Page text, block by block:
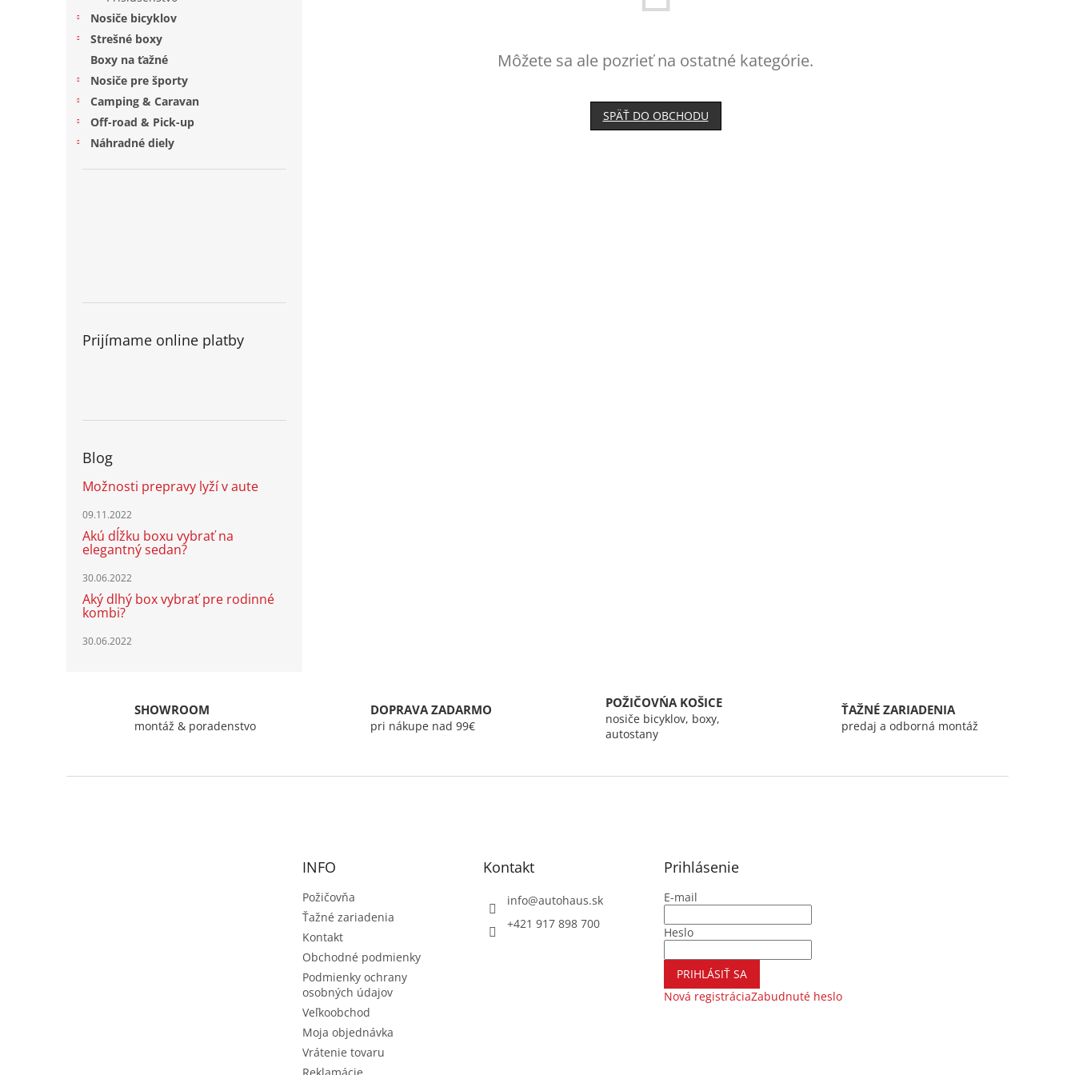
Nosiče bicyklov
Strešné boxy
Boxy na ťažné
Nosiče pre športy
Camping & Caravan
Off-road & Pick-up
Náhradné diely
Prijímame online platby
Blog
Možnosti prepravy lyží v aute
09.11.2022
Akú dĺžku boxu vybrať na
elegantný sedan?
30.06.2022
Aký dlhý box vybrať pre rodinné
kombi?
30.06.2022
Môžete sa ale pozrieť na ostatné kategórie.
SPÄŤ DO OBCHODU
SHOWROOM
montáž & poradenstvo
DOPRAVA ZADARMO
pri nákupe nad 99€
POŽIČOVŃA KOŠICE
nosiče bicyklov, boxy,
autostany
ŤAŽNÉ ZARIADENIA
predaj a odborná montáž
INFO
Požičovňa
Ťažné zariadenia
Kontakt
Obchodné podmienky
Podmienky ochrany
osobných údajov
Veľkoobchod
Moja objednávka
Vrátenie tovaru
Reklamácie
Kontakt
info@autohaus.sk
+421 917 898 700
Prihlásenie
E-mail
Heslo
PRIHLÁSIŤ SA
Nová registráciaZabudnuté heslo